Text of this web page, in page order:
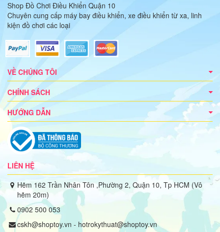
Shop Đồ Chơi Điều Khiển Quận 10
Chuyên cung cấp máy bay điều khiển, xe điều khiển từ xa, linh
kiện đồ chơi các loại
VỀ CHÚNG TÔI
CHÍNH SÁCH
HƯỚNG DẪN
LIÊN HỆ
Hẽm 162 Trần Nhân Tôn ,Phường 2, Quận 10, Tp HCM (Vô
hẽm 20m)
0902 500 053
cskh@shoptoy.vn - hotrokythuat@shoptoy.vn